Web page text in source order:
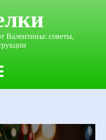
Валентины: советы,